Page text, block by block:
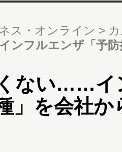
ス・オンライン
ンフルエンザ「予防
ない……イ
」を会社